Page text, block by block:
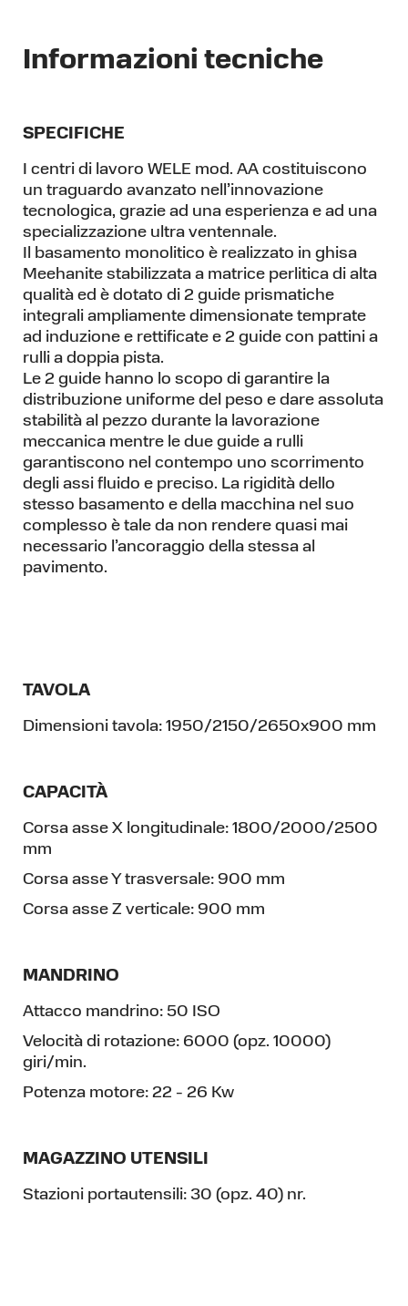
Informazioni tecniche
SPECIFICHE
I centri di lavoro WELE mod. AA costituiscono
un traguardo avanzato nell’innovazione
tecnologica, grazie ad una esperienza e ad una
specializzazione ultra ventennale.
Il basamento monolitico è realizzato in ghisa
Meehanite stabilizzata a matrice perlitica di alta
qualità ed è dotato di 2 guide prismatiche
integrali ampliamente dimensionate temprate
ad induzione e rettificate e 2 guide con pattini a
rulli a doppia pista.
Le 2 guide hanno lo scopo di garantire la
distribuzione uniforme del peso e dare assoluta
stabilità al pezzo durante la lavorazione
meccanica mentre le due guide a rulli
garantiscono nel contempo uno scorrimento
degli assi fluido e preciso. La rigidità dello
stesso basamento e della macchina nel suo
complesso è tale da non rendere quasi mai
necessario l’ancoraggio della stessa al
pavimento.
TAVOLA
Dimensioni tavola: 1950/2150/2650x900 mm
CAPACITÀ
Corsa asse X longitudinale: 1800/2000/2500
mm
Corsa asse Y trasversale: 900 mm
Corsa asse Z verticale: 900 mm
MANDRINO
Attacco mandrino: 50 ISO
Velocità di rotazione: 6000 (opz. 10000)
giri/min.
Potenza motore: 22 - 26 Kw
MAGAZZINO UTENSILI
Stazioni portautensili: 30 (opz. 40) nr.